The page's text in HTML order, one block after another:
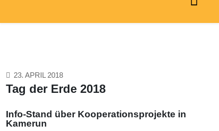
23. APRIL 2018
Tag der Erde 2018
Info-Stand über Kooperationsprojekte in
Kamerun